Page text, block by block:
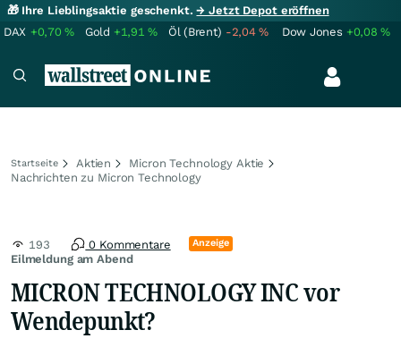
🎁 Ihre Lieblingsaktie geschenkt.→ Jetzt Depot eröffnen
DAX +0,70% Gold +1,91% Öl (Brent) -2,04% Dow Jones +0,08%
Startseite Aktien
Micron Technology Aktie
Nachrichten zu Micron Technology
Eilmeldung am Abend
193 0 Kommentare Anzeige
MICRON TECHNOLOGY INC vor
Wendepunkt?